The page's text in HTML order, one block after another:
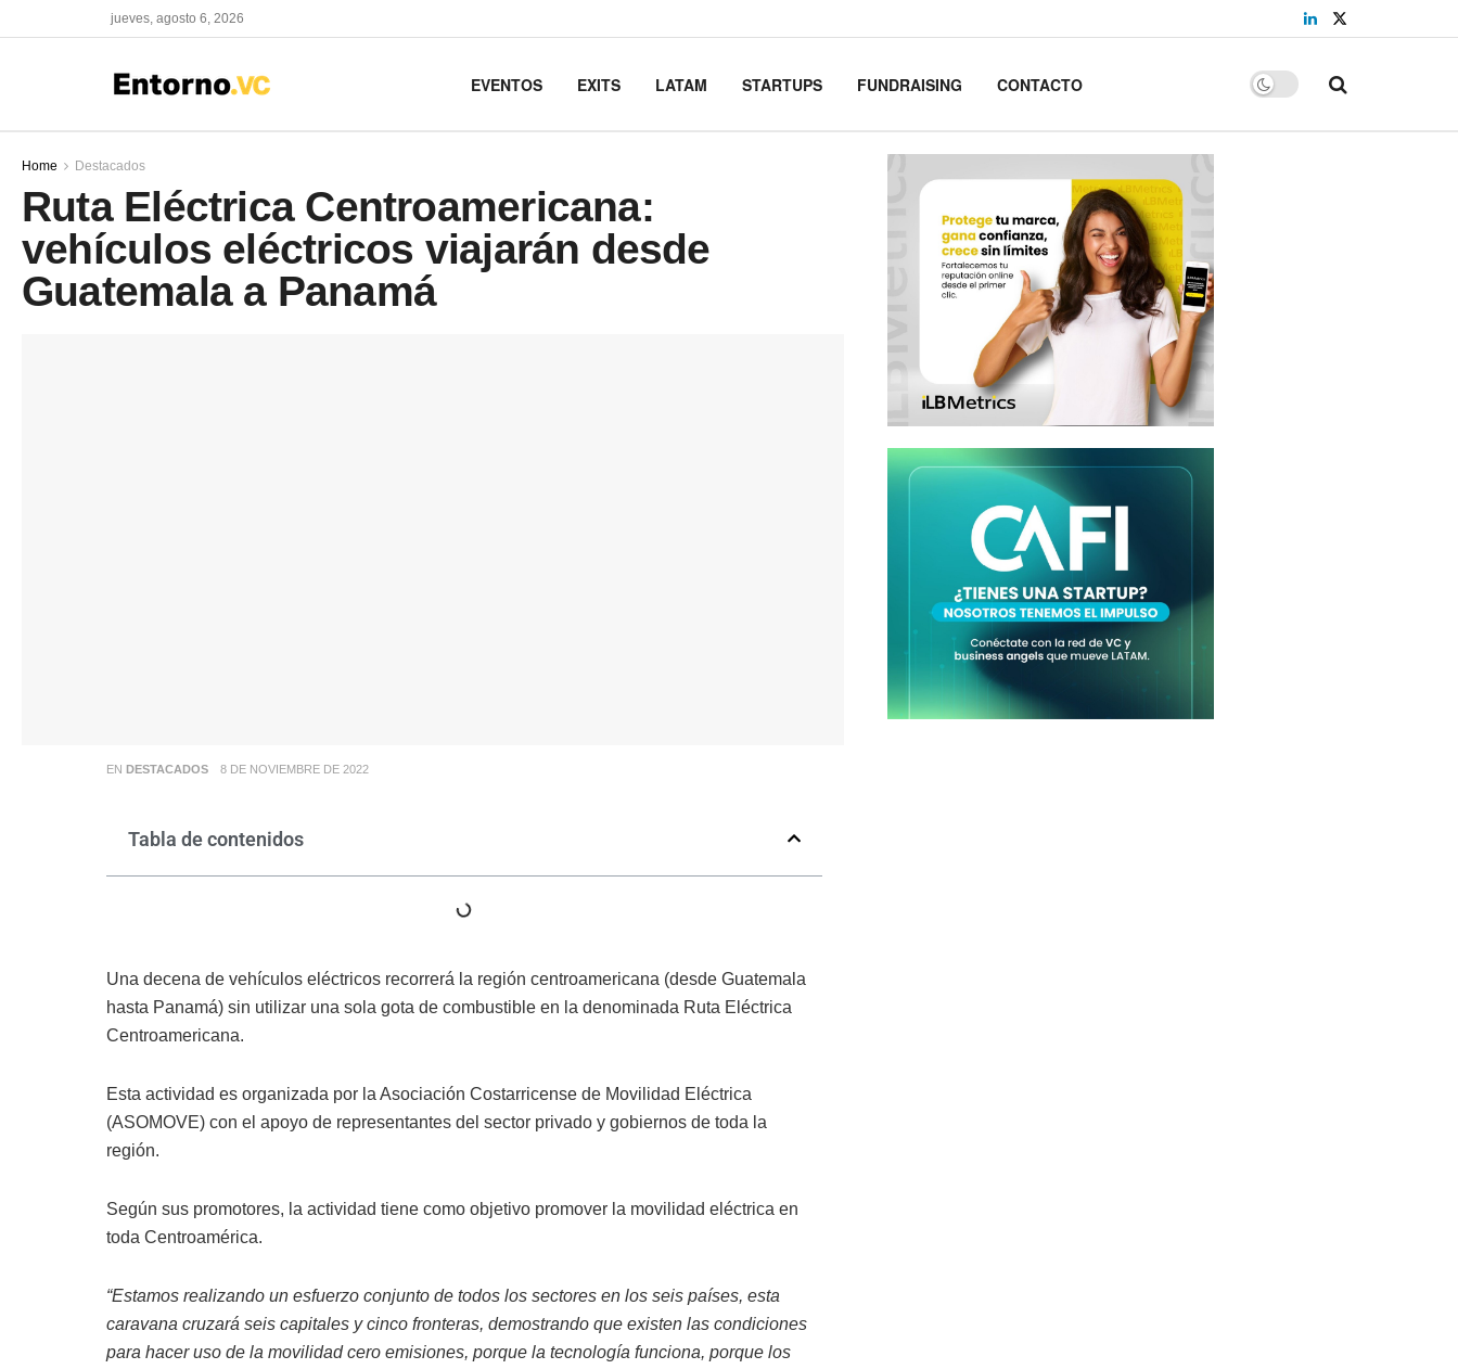
jueves, agosto 6, 2026
EVENTOS EXITS LATAM STARTUPS FUNDRAISING CONTACTO
Home Destacados
Ruta Eléctrica Centroamericana:
vehículos eléctricos viajarán desde
Guatemala a Panamá
EN DESTACADOS 8 DE NOVIEMBRE DE 2022
Tabla de contenidos
Una decena de vehículos eléctricos recorrerá la región centroamericana (desde Guatemala
hasta Panamá) sin utilizar una sola gota de combustible en la denominada Ruta Eléctrica
Centroamericana.
Esta actividad es organizada por la Asociación Costarricense de Movilidad Eléctrica
(ASOMOVE) con el apoyo de representantes del sector privado y gobiernos de toda la
región.
Según sus promotores, la actividad tiene como objetivo promover la movilidad eléctrica en
toda Centroamérica.
“Estamos realizando un esfuerzo conjunto de todos los sectores en los seis países, esta
caravana cruzará seis capitales y cinco fronteras, demostrando que existen las condiciones
para hacer uso de la movilidad cero emisiones, porque la tecnología funciona, porque los